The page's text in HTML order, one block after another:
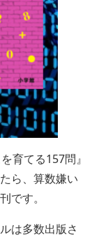
育てる157問』
ら、算数嫌い
です。
は多数出版さ